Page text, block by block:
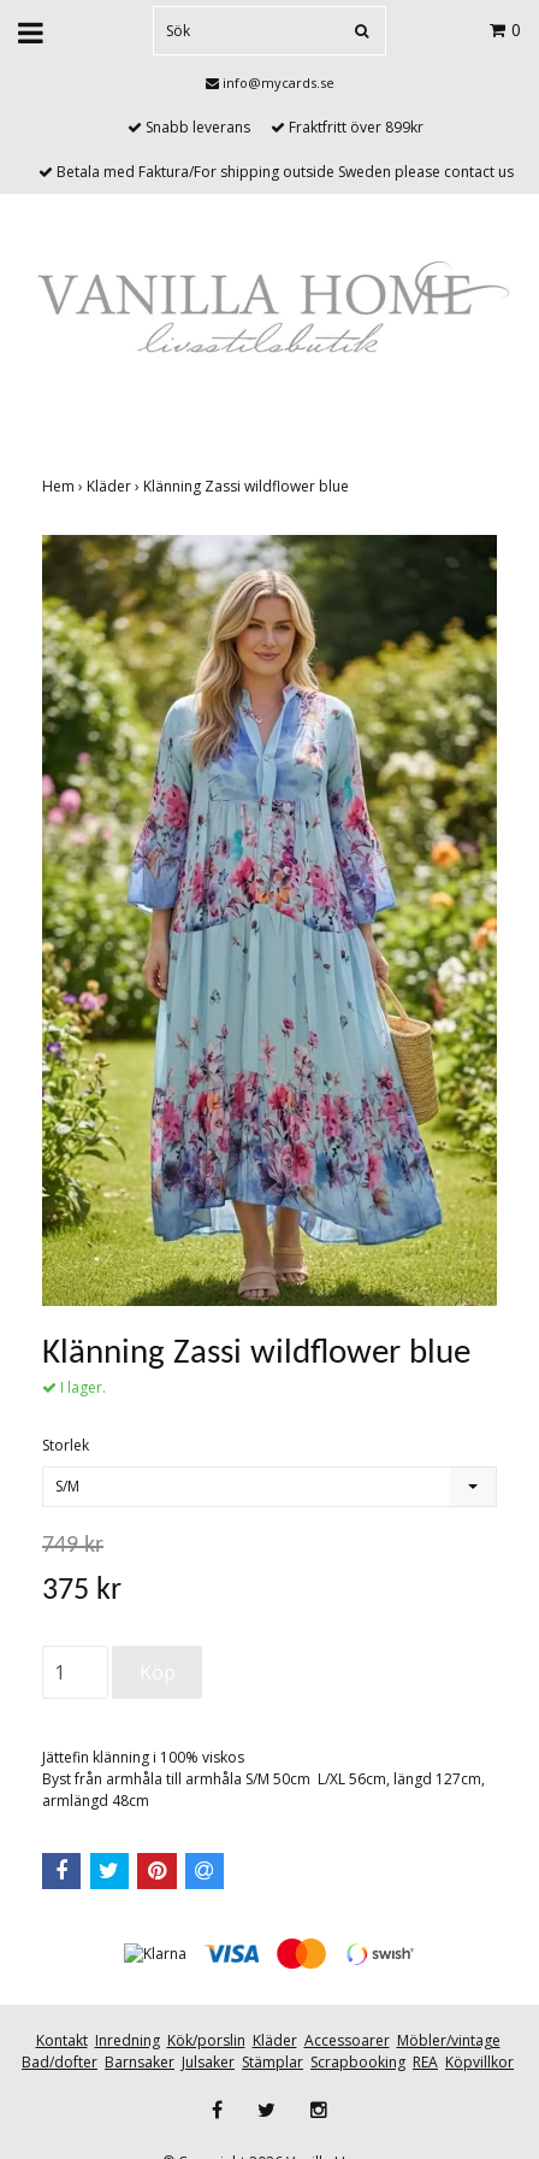
0
info@mycards.se
Snabb leverans Fraktfritt över 899kr
Betala med Faktura/For shipping outside Sweden please contact us
Hem › Kläder› Klänning Zassi wildflower blue
Klänning Zassi wildflower blue
I lager.
Storlek
S/M
749 kr
375 kr
Jättefin klänning i 100% viskos
Byst från armhåla till armhåla S/M 50cm L/XL 56cm, längd 127cm,
armlängd 48cm
Kontakt Inredning Kök/porslin Kläder Accessoarer Möbler/vintage
Bad/dofter Barnsaker Julsaker Stämplar Scrapbooking REA Köpvillkor